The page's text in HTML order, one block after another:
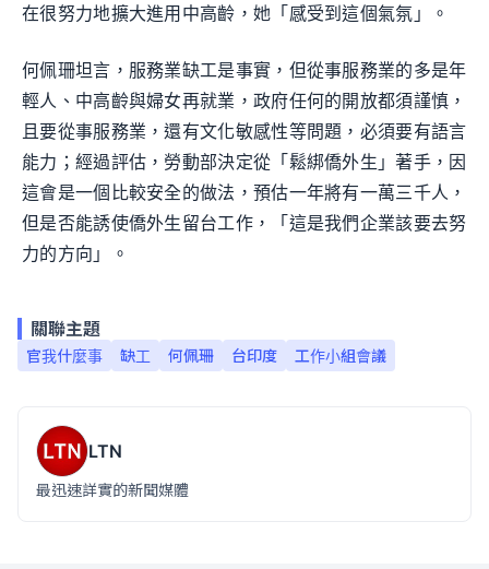
在很努力地擴大進用中高齡，她「感受到這個氣氛」。
何佩珊坦言，服務業缺工是事實，但從事服務業的多是年
輕人、中高齡與婦女再就業，政府任何的開放都須謹慎，
且要從事服務業，還有文化敏感性等問題，必須要有語言
能力；經過評估，勞動部決定從「鬆綁僑外生」著手，因
這會是一個比較安全的做法，預估一年將有一萬三千人，
但是否能誘使僑外生留台工作，「這是我們企業該要去努
力的方向」。
關聯主題
官我什麼事 缺工 何佩珊 台印度 工作小組會議
LTN
最迅速詳實的新聞媒體